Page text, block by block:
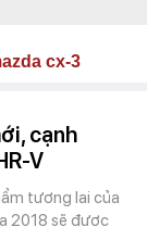
cx-3
cạnh
V
tương lai của
2018 sẽ được